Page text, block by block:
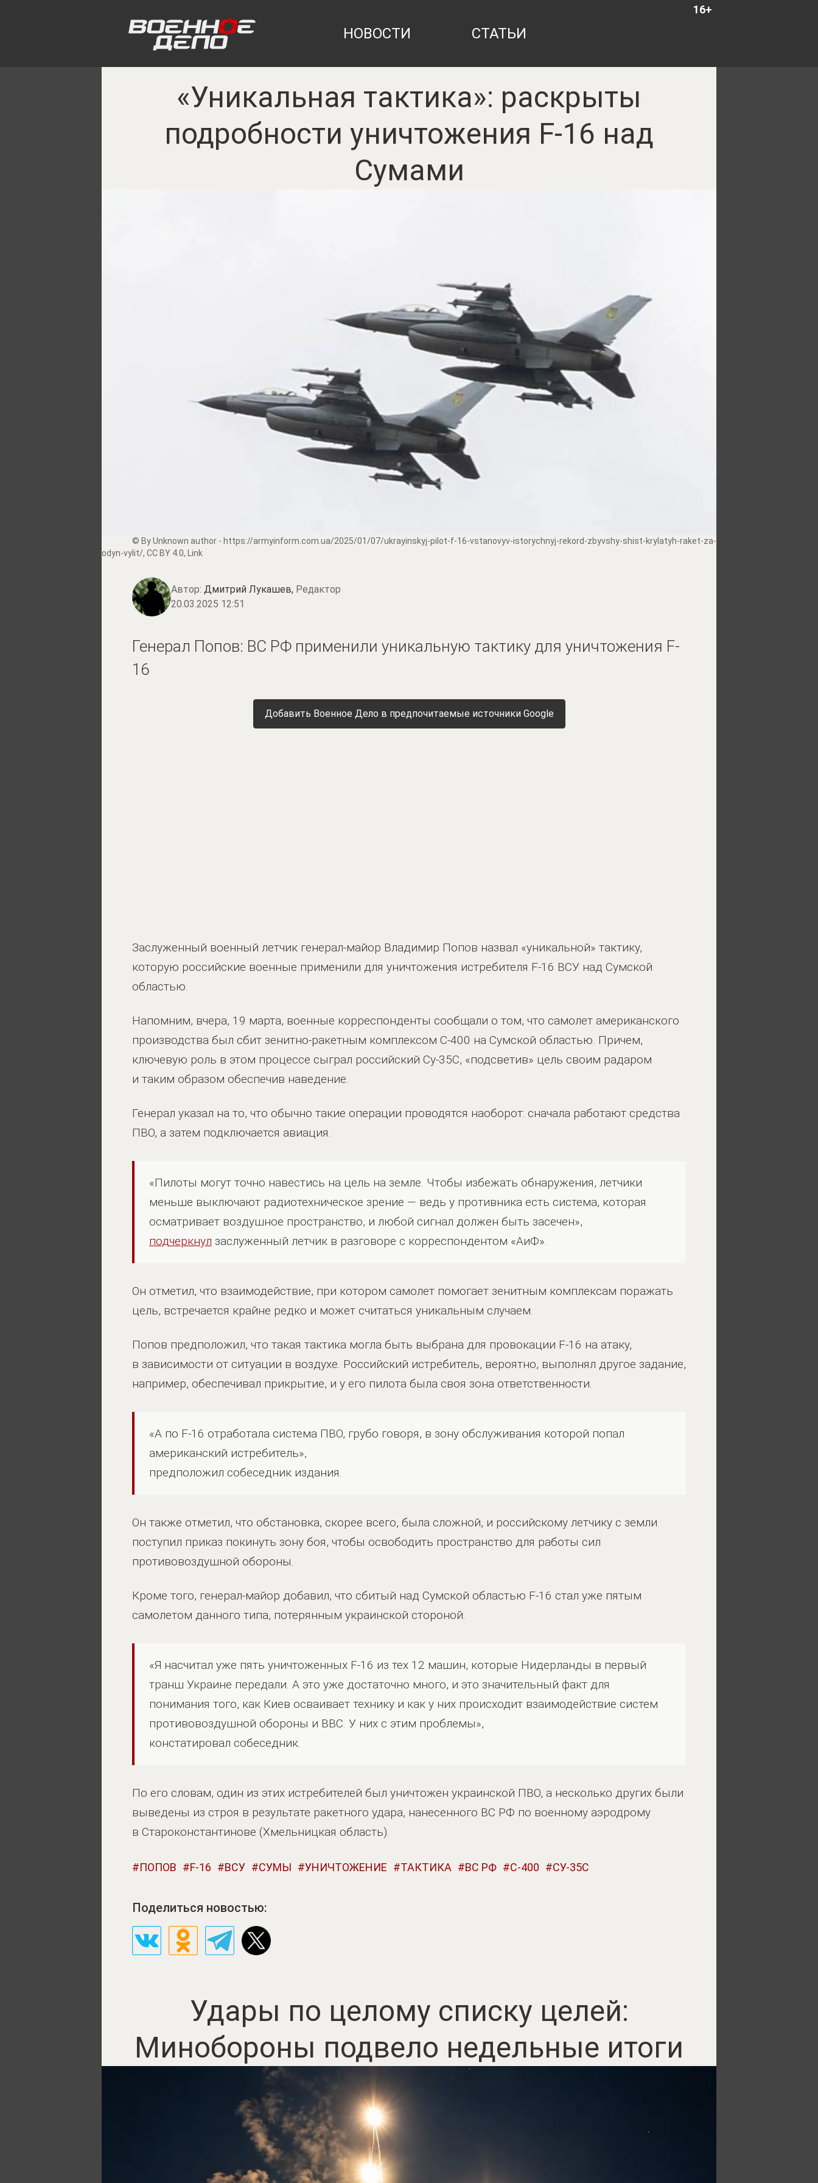
16+
НОВОСТИ СТАТЬИ
«Уникальная тактика»: раскрыты
подробности уничтожения F-16 над
Сумами
© By Unknown author - https://armyinform.com.ua/2025/01/07/ukrayinskyj-pilot-f-16-vstanovyv-istorychnyj-rekord-zbyvshy-shist-krylatyh-raket-za-
odyn-vylit/, CC BY 4.0, Link
Автор: Дмитрий Лукашев, Редактор
20.03.2025 12:51
Генерал Попов: ВС РФ применили уникальную тактику для уничтожения F-
16
Добавить Военное Дело в предпочитаемые источники Google
Заслуженный военный летчик генерал-майор Владимир Попов назвал «уникальной» тактику,
которую российские военные применили для уничтожения истребителя F-16 ВСУ над Сумской
областью.
Напомним, вчера, 19 марта, военные корреспонденты сообщали о том, что самолет американского
производства был сбит зенитно-ракетным комплексом С-400 на Сумской областью. Причем,
ключевую роль в этом процессе сыграл российский Су-35С, «подсветив» цель своим радаром
и таким образом обеспечив наведение.
Генерал указал на то, что обычно такие операции проводятся наоборот: сначала работают средства
ПВО, а затем подключается авиация.
«Пилоты могут точно навестись на цель на земле. Чтобы избежать обнаружения, летчики
меньше выключают радиотехническое зрение — ведь у противника есть система, которая
осматривает воздушное пространство, и любой сигнал должен быть засечен»,
подчеркнул заслуженный летчик в разговоре с корреспондентом «АиФ».
Он отметил, что взаимодействие, при котором самолет помогает зенитным комплексам поражать
цель, встречается крайне редко и может считаться уникальным случаем.
Попов предположил, что такая тактика могла быть выбрана для провокации F-16 на атаку,
в зависимости от ситуации в воздухе. Российский истребитель, вероятно, выполнял другое задание,
например, обеспечивал прикрытие, и у его пилота была своя зона ответственности.
«А по F-16 отработала система ПВО, грубо говоря, в зону обслуживания которой попал
американский истребитель»,
предположил собеседник издания.
Он также отметил, что обстановка, скорее всего, была сложной, и российскому летчику с земли
поступил приказ покинуть зону боя, чтобы освободить пространство для работы сил
противовоздушной обороны.
Кроме того, генерал-майор добавил, что сбитый над Сумской областью F-16 стал уже пятым
самолетом данного типа, потерянным украинской стороной.
«Я насчитал уже пять уничтоженных F-16 из тех 12 машин, которые Нидерланды в первый
транш Украине передали. А это уже достаточно много, и это значительный факт для
понимания того, как Киев осваивает технику и как у них происходит взаимодействие систем
противовоздушной обороны и ВВС. У них с этим проблемы»,
констатировал собеседник.
По его словам, один из этих истребителей был уничтожен украинской ПВО, а несколько других были
выведены из строя в результате ракетного удара, нанесенного ВС РФ по военному аэродрому
в Староконстантинове (Хмельницкая область).
ПОПОВ F-16 ВСУ СУМЫ УНИЧТОЖЕНИЕ ТАКТИКА ВС РФ С-400 СУ-35С
Поделиться новостью:
Удары по целому списку целей:
Минобороны подвело недельные итоги